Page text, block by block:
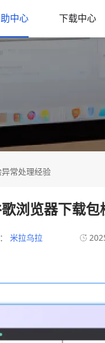
中心 下载中心
常处理经验
浏览器下载
米拉乌拉